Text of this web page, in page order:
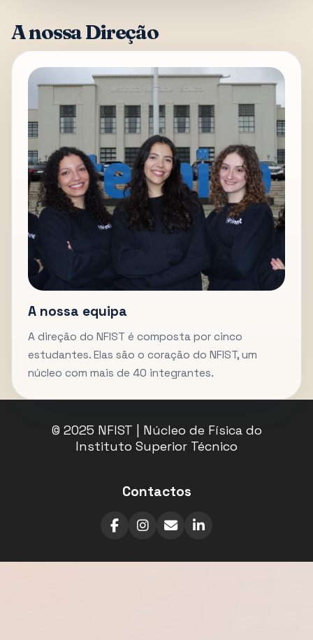
A nossa Direção
A nossa equipa
A direção do NFIST é composta por cinco
estudantes. Elas são o coração do NFIST, um
núcleo com mais de 40 integrantes.
© 2025 NFIST | Núcleo de Física do
Instituto Superior Técnico
Contactos